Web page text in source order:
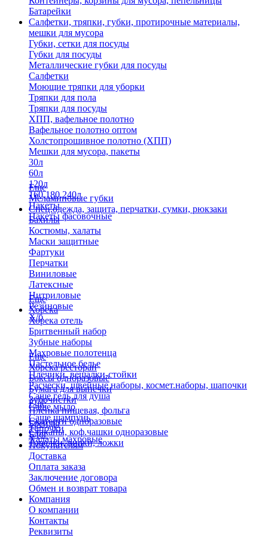
Батарейки
Салфетки, тряпки, губки, протирочные материалы,
мешки для мусора
Губки, сетки для посуды
Губки для посуды
Металлические губки для посуды
Салфетки
Моющие тряпки для уборки
Тряпки для пола
Тряпки для посуды
ХПП, вафельное полотно
Вафельное полотно оптом
Холстопрошивное полотно (ХПП)
Мешки для мусора, пакеты
30л
60л
120л
160,180,240л
Пакеты
Пакеты фасовочные
Еще
Меламиновые губки
Спец.одежда, защита, перчатки, сумки, рюкзаки
Бахилы
Костюмы, халаты
Маски защитные
Фартуки
Перчатки
Виниловые
Латексные
Нитриловые
Резиновые
Х/б
Еще
Хорека
Хорека отель
Бритвенный набор
Зубные наборы
Махровые полотенца
Пастельное белье
Плечики, вешалки-стойки
Расчески, швейные наборы, космет.наборы, шапочки
Саше гель для душа
Саше мыло
Саше шампунь
Тапочки
Халаты махровые
Еще
Хорека ресторан
Боксы одноразовые
Бумага для выпечки
Зубочистки
Пленка пищевая, фольга
Скатерти одноразовые
Стаканы, коф.чашки одноразовые
Тарелки, вилки, ложки
Еще
Бренды
Блог
Покупателям
Доставка
Оплата заказа
Заключение договора
Обмен и возврат товара
Компания
О компании
Контакты
Реквизиты